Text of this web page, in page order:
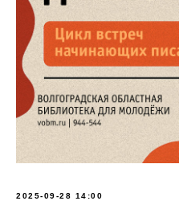
2025-09-28 14:00